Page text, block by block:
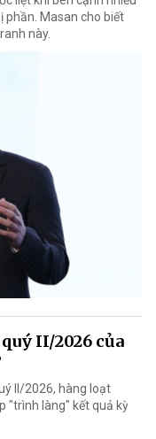
phần. Masan cho biết
này.
II/2026 của
II/2026, hàng loạt
"trình làng" kết quả kỳ